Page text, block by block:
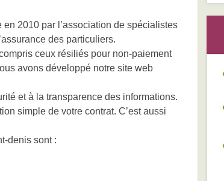
2010 par l’association de spécialistes
des particuliers.
ceux résiliés pour non-paiement
avons développé notre site web
et à la transparence des informations.
simple de votre contrat. C’est aussi
denis sont :